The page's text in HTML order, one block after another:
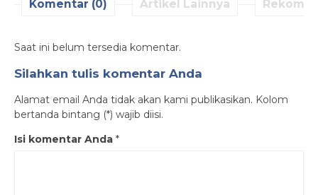
Komentar (0) Artikel Lainnya
Saat ini belum tersedia komentar.
Silahkan tulis komentar Anda
Alamat email Anda tidak akan kami publikasikan. Kolom
bertanda bintang (*) wajib diisi.
Isi komentar Anda *